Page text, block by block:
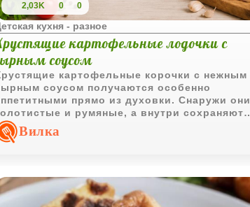
2,03K 0 0
кухня - разное
картофельные лодочки с
соусом
картофельные корочки с нежным
соусом получаются особенно
прямо из духовки. Снаружи они
и румяные, а внутри сохраняют
и отлично подходят для уютного
перекуса.
Вилка